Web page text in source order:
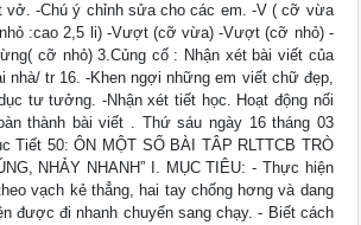
vở. -Chú ý chỉnh sửa cho các em. -V ( cỡ vừa
:cao 2,5 li) -Vượt (cỡ vừa) -Vượt (cỡ nhỏ) -
cỡ nhỏ) 3.Củng cố : Nhận xét bài viết của
nhà/ tr 16. -Khen ngợi những em viết chữ đẹp,
tư tưởng. -Nhận xét tiết học. Hoạt động nối
thành bài viết . Thứ sáu ngày 16 tháng 03
Tiết 50: ÔN MỘT SỐ BÀI TÂP RLTTCB TRÒ
NHẢY NHANH” I. MỤC TIÊU: - Thực hiện
vạch kẻ thẳng, hai tay chống hơng và dang
được đi nhanh chuyển sang chạy. - Biết cách